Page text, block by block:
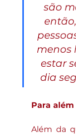
são
menos
estar
dia
Para
Além da